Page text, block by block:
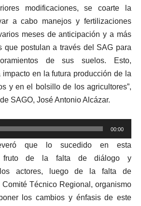
modificaciones, se coarte la
a cabo manejos y fertilizaciones
meses de anticipación y a más
que postulan a través del SAG para
de sus suelos. Esto,
impacto en la futura producción de la
y en el bolsillo de los agricultores”,
SAGO, José Antonio Alcázar.
00:00
que lo sucedido en esta
fruto de la falta de diálogo y
actores, luego de la falta de
Técnico Regional, organismo
los cambios y énfasis de este